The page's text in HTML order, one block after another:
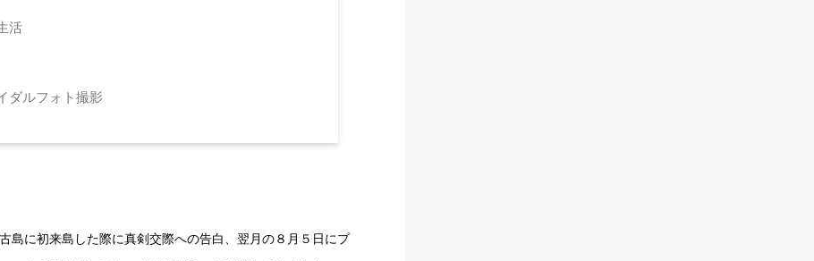
活
ダルフォト撮影
島に初来島した際に真剣交際への告白、翌月の８月５日にプ